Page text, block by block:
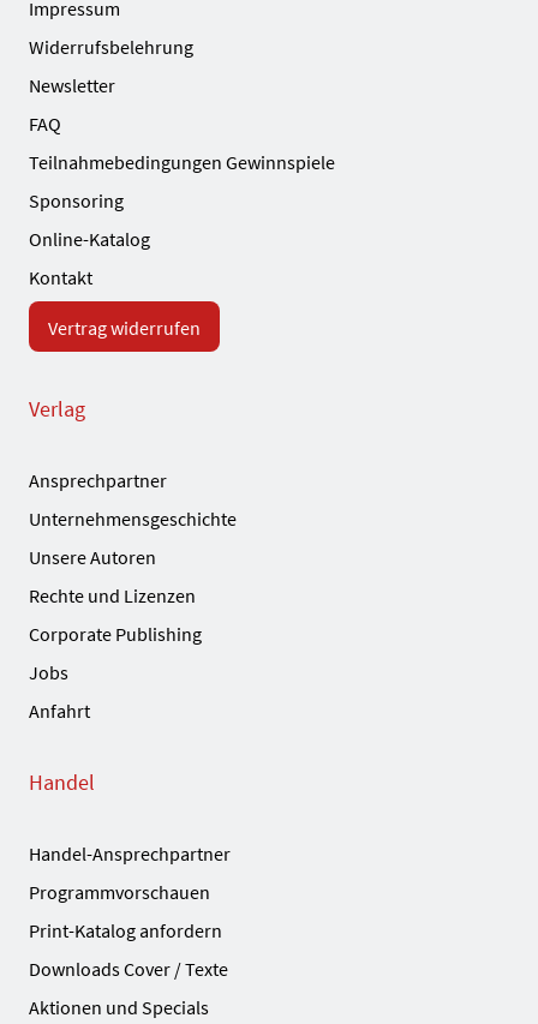
Impressum
Widerrufsbelehrung
Newsletter
FAQ
Teilnahmebedingungen Gewinnspiele
Sponsoring
Online-Katalog
Kontakt
Vertrag widerrufen
Verlag
Ansprechpartner
Unternehmensgeschichte
Unsere Autoren
Rechte und Lizenzen
Corporate Publishing
Jobs
Anfahrt
Handel
Handel-Ansprechpartner
Programmvorschauen
Print-Katalog anfordern
Downloads Cover / Texte
Aktionen und Specials